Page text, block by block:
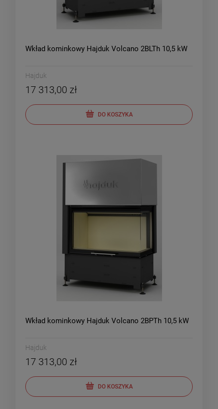
Wkład kominkowy Hajduk Volcano 2BLTh 10,5 kW
Hajduk
17 313,00 zł
DO KOSZYKA
Wkład kominkowy Hajduk Volcano 2BPTh 10,5 kW
Hajduk
17 313,00 zł
DO KOSZYKA